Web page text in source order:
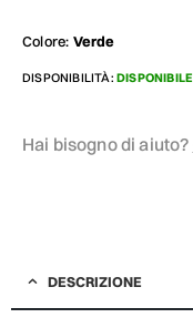
Colore: Verde
DISPONIBILITÀ: DISPONIBILE
Hai bisogno di aiuto?
DESCRIZIONE